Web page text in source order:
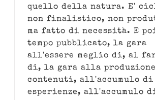
quello della natura. E'
non finalistico, non
ma fatto di necessità. E
tempo pubblicato, la gara
all'essere meglio di, al
di, la gara alla
contenuti, all'accumulo di
esperienze, all'accumulo